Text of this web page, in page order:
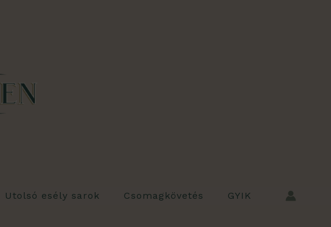
Utolsó esély sarok Csomagkövetés GYIK